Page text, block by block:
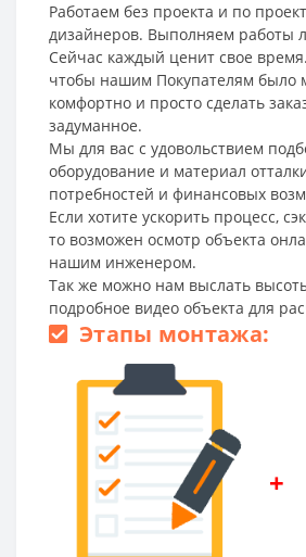
Работаем без проекта и по
дизайнеров. Выполняем работы
Сейчас каждый ценит свое
чтобы нашим Покупателям было
комфортно и просто сделать
задуманное.
Мы для вас с удовольствием
оборудование и материал
потребностей и финансовых
Если хотите ускорить процесс,
то возможен осмотр объекта
нашим инженером.
Так же можно нам выслать
подробное видео объекта для
Этапы монтажа:
+